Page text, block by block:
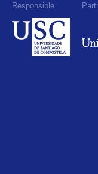
Responsible